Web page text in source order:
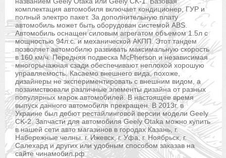
комплектация автомобиля включает кондиционер, ГУР и
полный электро пакет. За дополнительную плату
автомобиль может быть оборудован системой ABS.
Автомобиль оснащен силовым агрегатом объемом 1.5л с
мощностью 94л.с. и механической АКПП. Этот тандем
позволяет автомобилю развивать максимальную скорость
в 160 км/ч. Передняя подвеска McPherson и независимая
многорычажная сзади обеспечивают неплохой хорошую
управляемость. Касаемо внешнего вида, похоже,
дизайнеры не экспериментировать с внешним видом, а
позаимствовали различные элементы дизайна от разных
популярных марок автомобилей. В настоящее время
выпуск данного автомобиля прекращен. В 2013г. в
Украине был дебют рестайлинговой версии модели Geely
CK-2. Запчасти для автомобиля Geely Otaka можно купить
в нашей сети авто магазинов в городах Казань, г.
Набережные челны. г. Ижевск, г. Уфа, г. Ноябрьск, г.
Салехард и других или удобным способом заказав на
сайте чинамобил.рф